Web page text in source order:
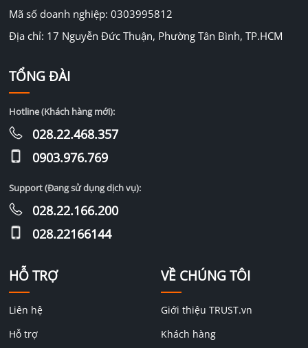
Mã số doanh nghiệp: 0303995812
Địa chỉ: 17 Nguyễn Đức Thuận, Phường Tân Bình, TP.HCM
HỖ TRỢ
Liên hệ
Hỗ trợ
VỀ CHÚNG TÔI
Giới thiệu TRUST.vn
Khách hàng
TỔNG ĐÀI
Hotline (Khách hàng mới):
028.22.468.357
0903.976.769
Support (Đang sử dụng dịch vụ):
028.22.166.200
028.22166144